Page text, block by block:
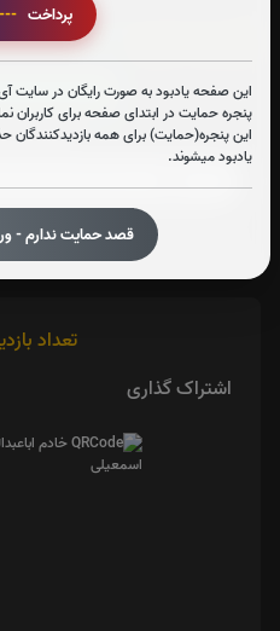
پرداخت
این صفحه یادبود به صورت رایگان در سایت
پنجره حمایت در ابتدای صفحه برای کاربران
این پنجره(حمایت) برای همه
یادبود میشوند.
قصد حمایت ندارم -
قرائت زیارت عاشورا را تقبل میکنم
صوت زیارت
متن زیارت عاشورا
تعداد بازدید
اشتراک گذاری